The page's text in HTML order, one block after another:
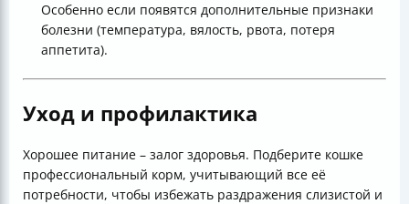
Особенно если появятся дополнительные признаки
болезни (температура, вялость, рвота, потеря
аппетита).
Уход и профилактика
Хорошее питание – залог здоровья. Подберите кошке
профессиональный корм, учитывающий все её
потребности, чтобы избежать раздражения слизистой и